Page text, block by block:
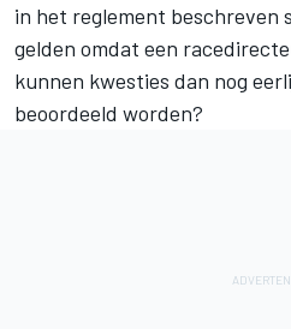
in het reglement beschreven
gelden omdat een
kunnen kwesties dan nog
beoordeeld worden?